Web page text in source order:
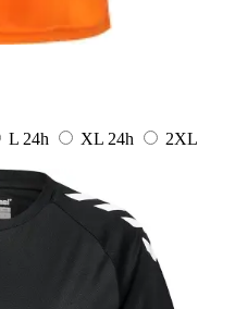
L 24h XL 24h
2XL